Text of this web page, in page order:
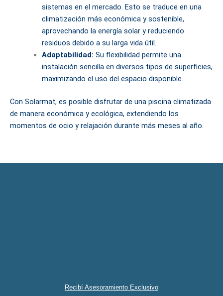
sistemas en el mercado. Esto se traduce en una
climatización más económica y sostenible,
aprovechando la energía solar y reduciendo
residuos debido a su larga vida útil.
Adaptabilidad: Su flexibilidad permite una
instalación sencilla en diversos tipos de superficies,
maximizando el uso del espacio disponible.
Con Solarmat, es posible disfrutar de una piscina climatizada
de manera económica y ecológica, extendiendo los
momentos de ocio y relajación durante más meses al año.
Recibí Asesoramiento Exclusivo